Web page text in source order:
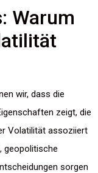
Warum
wir, dass die
zeigt, die
Volatilität assoziiert
geopolitische
sorgen